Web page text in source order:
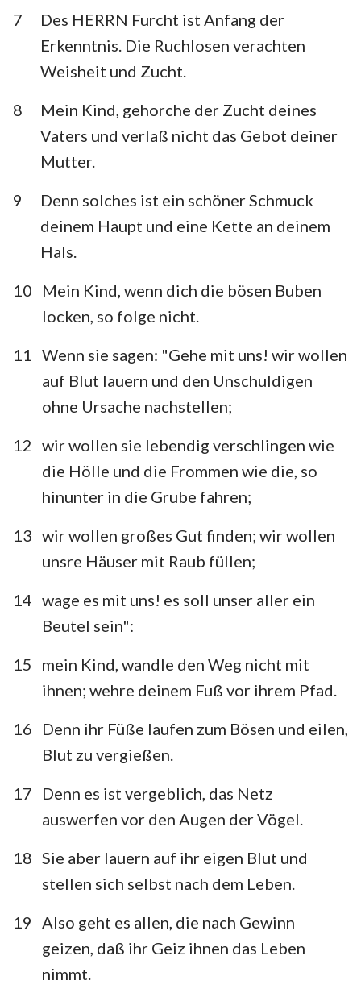
7
Des HERRN Furcht ist Anfang der
Erkenntnis. Die Ruchlosen verachten
Weisheit und Zucht.
8
Mein Kind, gehorche der Zucht deines
Vaters und verlaß nicht das Gebot deiner
Mutter.
9
Denn solches ist ein schöner Schmuck
deinem Haupt und eine Kette an deinem
Hals.
10
Mein Kind, wenn dich die bösen Buben
locken, so folge nicht.
11
Wenn sie sagen: "Gehe mit uns! wir wollen
auf Blut lauern und den Unschuldigen
ohne Ursache nachstellen;
12 wir wollen sie lebendig verschlingen wie
die Hölle und die Frommen wie die, so
hinunter in die Grube fahren;
13 wir wollen großes Gut finden; wir wollen
unsre Häuser mit Raub füllen;
14 wage es mit uns! es soll unser aller ein
Beutel sein":
15
mein Kind, wandle den Weg nicht mit
ihnen; wehre deinem Fuß vor ihrem Pfad.
16
Denn ihr Füße laufen zum Bösen und eilen,
Blut zu vergießen.
17
Denn es ist vergeblich, das Netz
auswerfen vor den Augen der Vögel.
18 Sie aber lauern auf ihr eigen Blut und
stellen sich selbst nach dem Leben.
19
Also geht es allen, die nach Gewinn
geizen, daß ihr Geiz ihnen das Leben
nimmt.